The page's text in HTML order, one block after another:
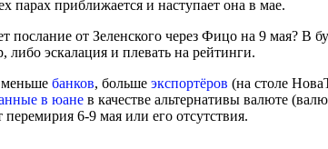
парах приближается и наступает она в мае.
от Зеленского через Фицо на 9 мая? В
либо эскалация и плевать на рейтинги.
меньше банков, больше экспортёров (на столе
в юане в качестве альтернативы валюте
6-9 мая или его отсутствия.